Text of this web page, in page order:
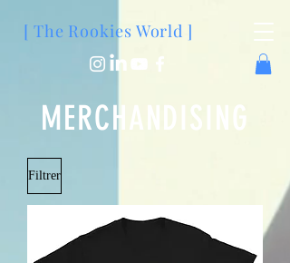
[ The Rookies World ]
MERCHANDISING
Filtrer